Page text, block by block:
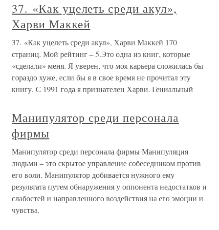
37. «Как уцелеть среди акул»,
Харви Маккей
37. «Как уцелеть среди акул», Харви Маккей 170
страниц. Мой рейтинг – 5.Это одна из книг, которые
«сделали» меня. Я уверен, что моя карьера сложилась бы
гораздо хуже, если бы я в свое время не прочитал эту
книгу. С 1991 года я признателен Харви. Гениальный
Манипулятор среди персонала
фирмы
Манипулятор среди персонала фирмы Манипуляция
людьми – это скрытое управление собеседником против
его воли. Манипулятор добивается нужного ему
результата путем обнаружения у оппонента недостатков и
слабостей и направленного воздействия на его эмоции и
чувства.